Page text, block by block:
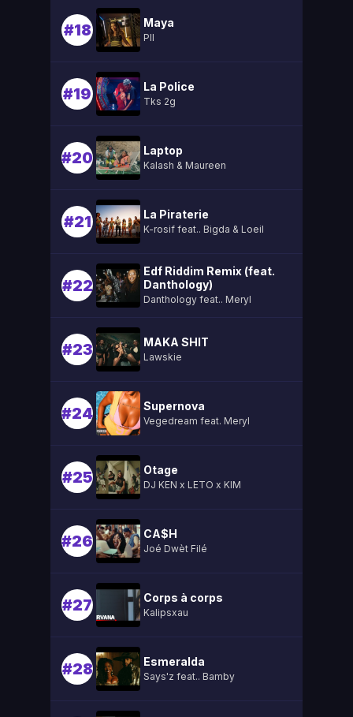
#18 Maya
Pll
#19 La Police
Tks 2g
#20 Laptop
Kalash & Maureen
#21 La Piraterie
K-rosif feat.. Bigda & Loeil
#22
Edf Riddim Remix (feat.
Danthology)
Danthology feat.. Meryl
#23 MAKA SHIT
Lawskie
#24 Supernova
Vegedream feat. Meryl
#25 Otage
DJ KEN x LETO x KIM
#26 CA$H
Joé Dwèt Filé
#27 Corps à corps
Kalipsxau
#28 Esmeralda
Says'z feat.. Bamby